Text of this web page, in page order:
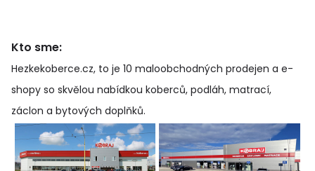
Kto sme:
Hezkekoberce.cz, to je 10 maloobchodných prodejen a e-
shopy so skvělou nabídkou koberců, podláh, matrací,
záclon a bytových doplňků.